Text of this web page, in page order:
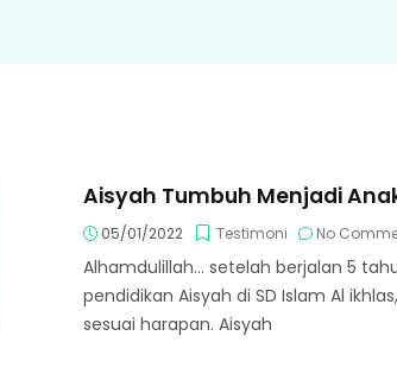
Aisyah Tumbuh Menjadi
05/01/2022 Testimoni No
Alhamdulillah… setelah berjalan 5
pendidikan Aisyah di SD Islam Al
sesuai harapan. Aisyah